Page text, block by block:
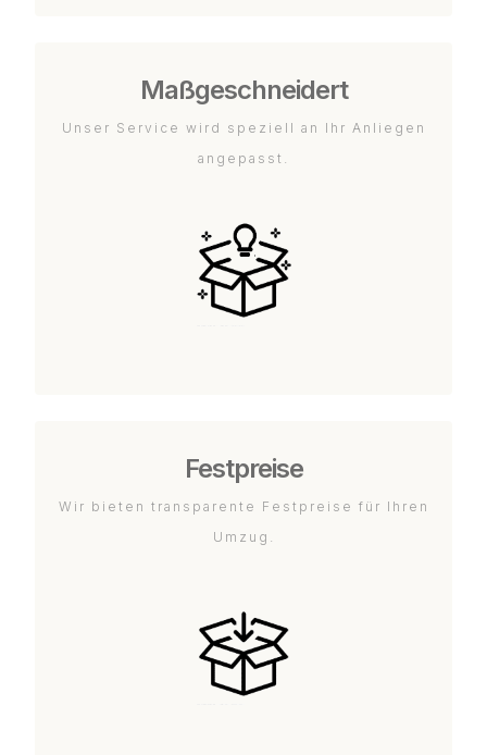
Maßgeschneidert
Unser Service wird speziell an Ihr Anliegen
angepasst.
Festpreise
Wir bieten transparente Festpreise für Ihren
Umzug.